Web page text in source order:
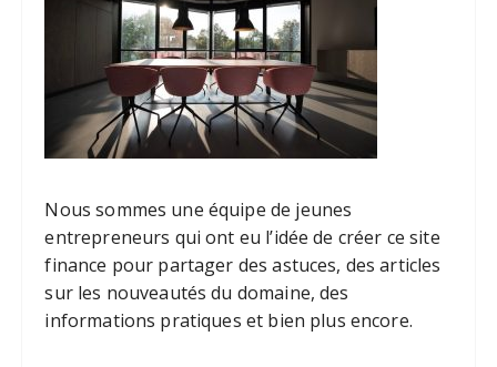
Nous sommes une équipe de jeunes
entrepreneurs qui ont eu l’idée de créer ce site
finance pour partager des astuces, des articles
sur les nouveautés du domaine, des
informations pratiques et bien plus encore.